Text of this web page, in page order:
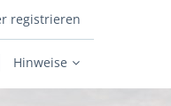
Hinweise
registrieren